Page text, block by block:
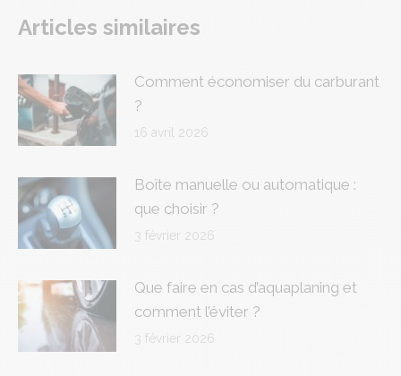
Articles similaires
Comment économiser du carburant
?
16 avril 2026
Boîte manuelle ou automatique :
que choisir ?
3 février 2026
Que faire en cas d’aquaplaning et
comment l’éviter ?
3 février 2026